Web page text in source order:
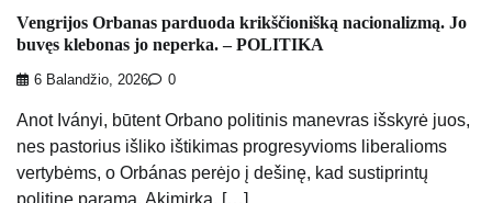
Vengrijos Orbanas parduoda krikščionišką nacionalizmą. Jo
buvęs klebonas jo neperka. – POLITIKA
6 Balandžio, 2026 0
Anot Iványi, būtent Orbano politinis manevras išskyrė juos,
nes pastorius išliko ištikimas progresyvioms liberalioms
vertybėms, o Orbánas perėjo į dešinę, kad sustiprintų
politinę paramą. Akimirka, […]